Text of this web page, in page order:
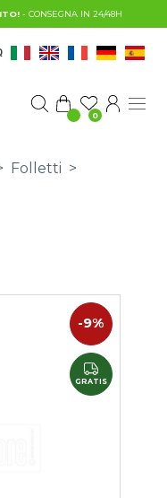
- CONSEGNA IN 24/48H
0
Folletti >
-9%
GRATIS